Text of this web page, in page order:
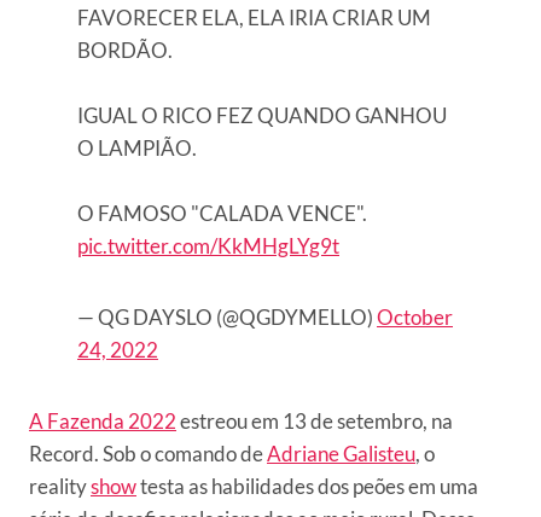
FAVORECER ELA, ELA IRIA CRIAR UM
BORDÃO.
IGUAL O RICO FEZ QUANDO GANHOU
O LAMPIÃO.
O FAMOSO "CALADA VENCE".
pic.twitter.com/KkMHgLYg9t
— QG DAYSLO (@QGDYMELLO)October
24, 2022
A Fazenda 2022estreou em 13 de setembro, na
Record. Sob o comando deAdriane Galisteu, o
realityshowtesta as habilidades dos peões em uma